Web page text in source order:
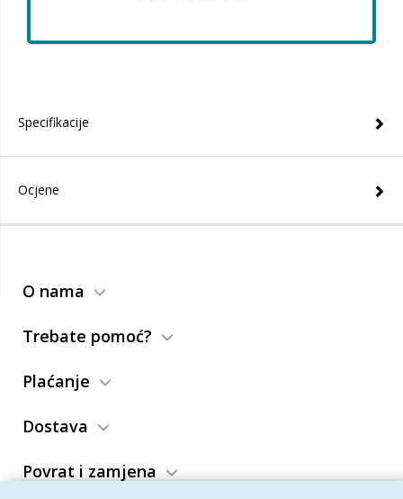
Specifikacije
Ocjene
O nama
Trebate pomoć?
Plaćanje
Dostava
Povrat i zamjena